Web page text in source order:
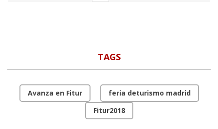
TAGS
Avanza en Fitur
feria deturismo madrid
Fitur2018